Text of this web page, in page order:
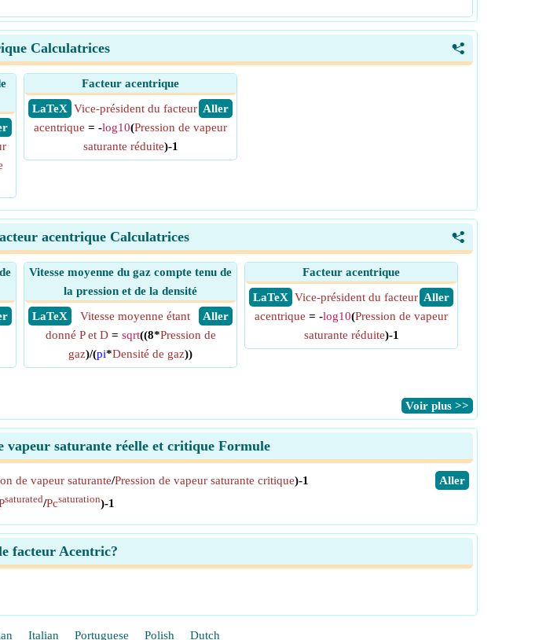
<
Calculatrices
Facteur acentrique
​ LaTeX
​ Aller
Vice-président du facteur
acentrique = -log10(Pression de vapeur
saturante réduite)-1
<
acentrique Calculatrices
Vitesse moyenne du gaz compte tenu de
la pression et de la densité
​ LaTeX
​ Aller
Vitesse moyenne étant
donné P et D= sqrt((8*Pression de
gaz)/(pi*Densité de gaz))
Facteur acentrique
​ LaTeX
​ Aller
Vice-président du facteur
acentrique = -log10(Pression de vapeur
saturante réduite)-1
​Voir plus >>
vapeur saturante réelle et critique Formule
​Aller
de vapeur saturante/Pression de vapeur saturante critique)-1
saturated/Pcsaturation)-1
facteur Acentric?
Italian Portuguese Polish Dutch